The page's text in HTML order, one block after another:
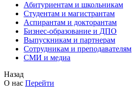
Абитуриентам и школьникам
Студентам и магистрантам
Аспирантам и докторантам
Бизнес-образование и ДПО
Выпускникам и партнерам
Сотрудникам и преподавателям
СМИ и медиа
Назад
О нас Перейти